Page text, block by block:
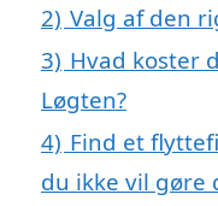
2) Valg af den
3) Hvad koster
Løgten?
4) Find et
du ikke vil gøre